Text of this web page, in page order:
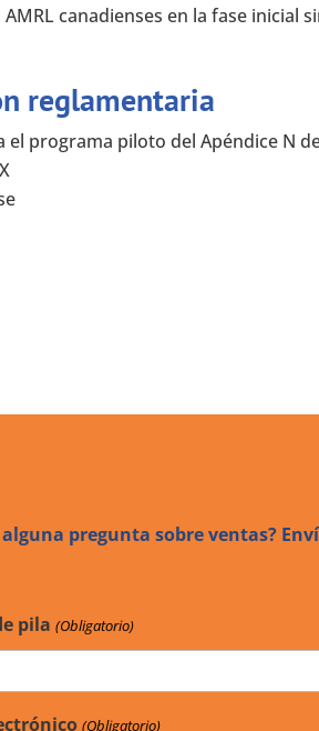
canadienses en la fase inicial
reglamentaria
el programa piloto del Apéndice N
alguna pregunta sobre ventas?
pila (Obligatorio)
(Obligatorio)